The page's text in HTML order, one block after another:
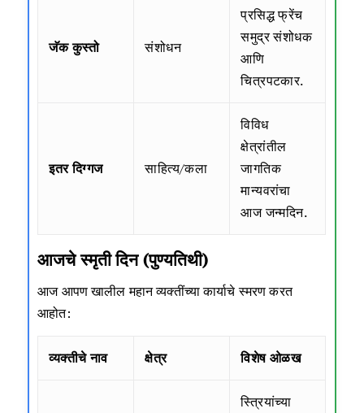
जॅक कुस्तो संशोधन
प्रसिद्ध फ्रेंच
समुद्र संशोधक
आणि
चित्रपटकार.
इतर दिग्गज साहित्य/कला
विविध
क्षेत्रांतील
जागतिक
मान्यवरांचा
आज जन्मदिन.
आजचे स्मृती दिन (पुण्यतिथी)
आज आपण खालील महान व्यक्तींच्या कार्याचे स्मरण करत
आहोत:
व्यक्तीचे नाव क्षेत्र विशेष ओळख
स्त्रियांच्या